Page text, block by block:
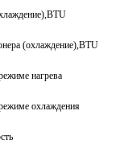
(охлаждение),BTU
нагрева
охлаждения